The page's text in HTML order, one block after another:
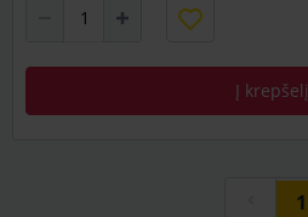
Į krepšelį
1